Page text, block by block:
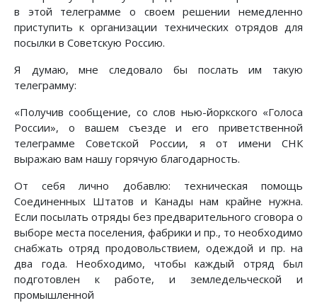
в этой телеграмме о своем решении немедленно
приступить к организации технических отрядов для
посылки в Советскую Россию.
Я думаю, мне следовало бы послать им такую
телеграмму:
«Получив сообщение, со слов нью-йоркского «Голоса
России», о вашем съезде и его приветственной
телеграмме Советской России, я от имени СНК
выражаю вам нашу горячую благодарность.
От себя лично добавлю: техническая помощь
Соединенных Штатов и Канады нам крайне нужна.
Если посылать отряды без предварительного сговора о
выборе места поселения, фабрики и пр., то необходимо
снабжать отряд продовольствием, одеждой и пр. на
два года. Необходимо, чтобы каждый отряд был
подготовлен к работе, и земледельческой и
промышленной